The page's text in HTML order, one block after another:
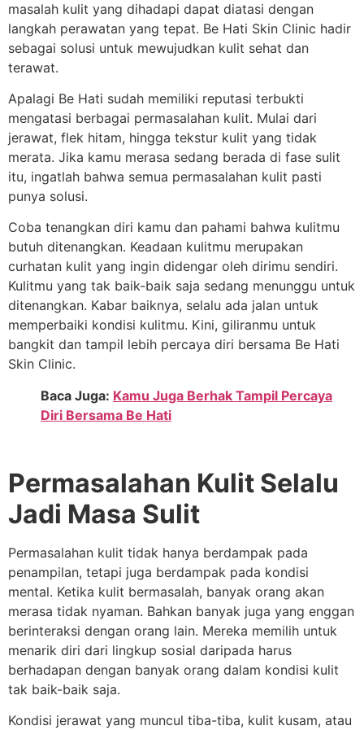
masalah kulit yang dihadapi dapat diatasi dengan
langkah perawatan yang tepat. Be Hati Skin Clinic hadir
sebagai solusi untuk mewujudkan kulit sehat dan
terawat.
Apalagi Be Hati sudah memiliki reputasi terbukti
mengatasi berbagai permasalahan kulit. Mulai dari
jerawat, flek hitam, hingga tekstur kulit yang tidak
merata. Jika kamu merasa sedang berada di fase sulit
itu, ingatlah bahwa semua permasalahan kulit pasti
punya solusi.
Coba tenangkan diri kamu dan pahami bahwa kulitmu
butuh ditenangkan. Keadaan kulitmu merupakan
curhatan kulit yang ingin didengar oleh dirimu sendiri.
Kulitmu yang tak baik-baik saja sedang menunggu untuk
ditenangkan. Kabar baiknya, selalu ada jalan untuk
memperbaiki kondisi kulitmu. Kini, giliranmu untuk
bangkit dan tampil lebih percaya diri bersama Be Hati
Skin Clinic.
Baca Juga: Kamu Juga Berhak Tampil Percaya
Diri Bersama Be Hati
Permasalahan Kulit Selalu
Jadi Masa Sulit
Permasalahan kulit tidak hanya berdampak pada
penampilan, tetapi juga berdampak pada kondisi
mental. Ketika kulit bermasalah, banyak orang akan
merasa tidak nyaman. Bahkan banyak juga yang enggan
berinteraksi dengan orang lain. Mereka memilih untuk
menarik diri dari lingkup sosial daripada harus
berhadapan dengan banyak orang dalam kondisi kulit
tak baik-baik saja.
Kondisi jerawat yang muncul tiba-tiba, kulit kusam, atau